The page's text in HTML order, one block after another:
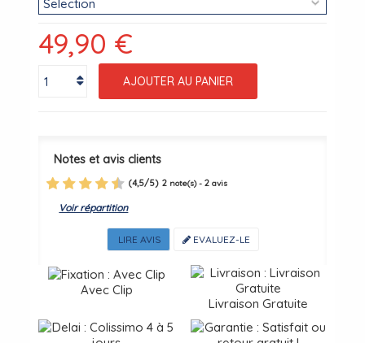
49,90 €
AJOUTER AU PANIER
Notes et avis clients
(4,5/5) 2 note(s) -2 avis
Voir répartition
LIRE AVIS EVALUEZ-LE
Avec Clip
Livraison Gratuite